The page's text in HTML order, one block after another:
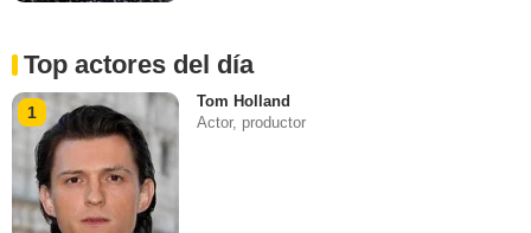
Top actores del día
1
Tom Holland
Actor, productor